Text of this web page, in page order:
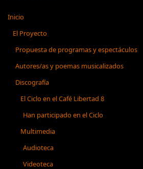
Inicio
El Proyecto
Propuesta de programas y espectáculos
Autores/as y poemas musicalizados
Discografía
El Ciclo en el Café Libertad 8
Han participado en el Ciclo
Multimedia
Audioteca
Videoteca